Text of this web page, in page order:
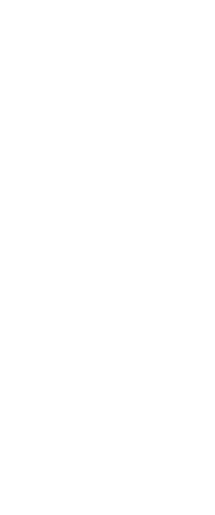
社の共同利用者
とをご了承くだ
はありません。
品に未対応品が
年1月12日よ